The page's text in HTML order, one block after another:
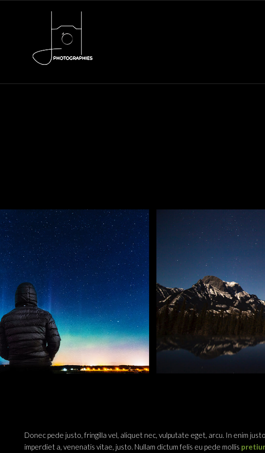
Donec pede justo, fringilla vel, aliquet nec, vulputate eget, arcu. In enim
imperdiet a, venenatis vitae, justo. Nullam dictum felis eu pede mollis